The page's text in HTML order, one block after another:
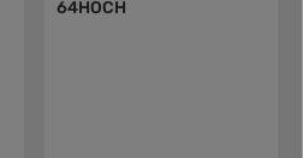
64HOCH